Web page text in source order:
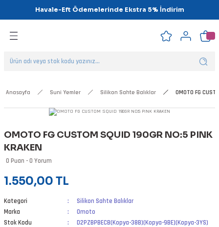
Havale-Eft Ödemelerinde Ekstra 5% İndirim
Geri Dön
Geri Dön
Geri Dön
Geri Dön
Geri Dön
Geri Dön
Anasayfa Suni Yemler Silikon Sahte Balıklar OMOTO FG
OMOTO FG CUSTOM SQUID 190GR NO:5 PINK
KRAKEN
0 Puan - 0 Yorum
1.550,00 TL
Kategori
Silikon Sahte Balıklar
Marka
Omoto
Stok Kodu
D2PZBPBECB(Kopya-38B)(Kopya-9BE)(Kopya-3YS)